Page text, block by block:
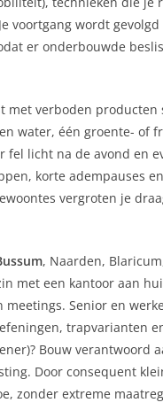
voortgang wordt gevolgd
er onderbouwde
met verboden producten
water, één groente- of
licht na de avond en
korte adempauses
vergroten je
, Naarden,
met een kantoor aan
Senior en
trapvarianten
Bouw verantwoord
Door consequent
zonder extreme